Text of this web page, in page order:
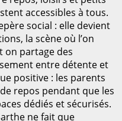
accessibles à tous.
social : elle devient
la scène où l’on
on partage des
entre détente et
positive : les parents
repos pendant que les
dédiés et sécurisés.
ne fait que